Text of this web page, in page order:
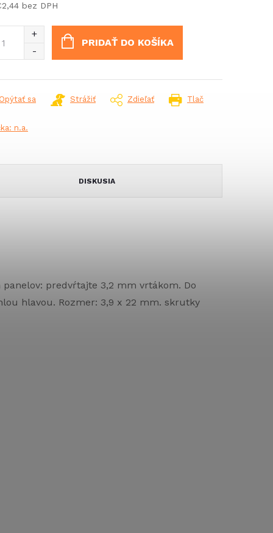
bez DPH
PRIDAŤ DO KOŠÍKA
Tlač
Opýtať sa Strážiť Zdieľať
n.a.
DISKUSIA
predvŕtajte 3,2 mm vrtákom. Do
hlavou. Rozmer: 3,9 x 22 mm. skrutky